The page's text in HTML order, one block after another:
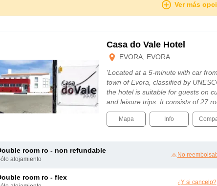
Ver más
Casa do Vale Hotel
EVORA, EVORA
'Located at a 5-minute with car
town of Evora, classified by
the hotel is suitable for guests on
and leisure trips. It consists of 27
Mapa Info
double room ro - non refundable
sólo alojamiento
No
double room ro - flex
¿Y si cancelo?